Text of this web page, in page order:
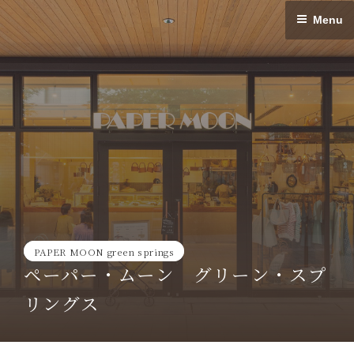
Skip
content
Menu
PAPER MOON green springs
ペーパー・ムーン グリーン・スプ
リングス